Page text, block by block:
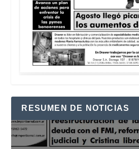
RESUMEN DE NOTICIAS
Reproductor
de
vídeo